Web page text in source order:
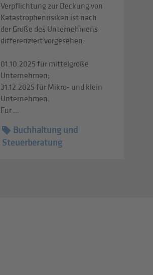
Verpflichtung zur Deckung von
Katastrophenrisiken ist nach
der Größe des Unternehmens
differenziert vorgesehen:
01.10.2025 für mittelgroße
Unternehmen;
31.12.2025 für Mikro- und klein
Unternehmen.
Für ...
Buchhaltung und
Steuerberatung